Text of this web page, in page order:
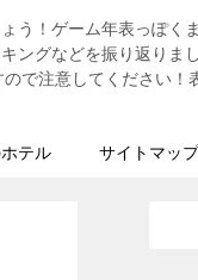
う！ゲーム年表っぽく
ングなどを振り返りま
で注意してください
テル サイトマッ